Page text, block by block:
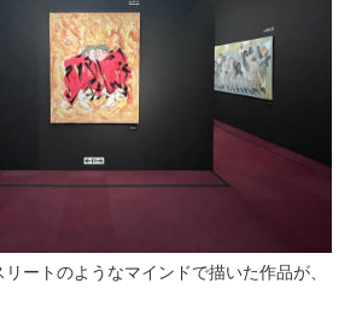
ートのようなマインドで描いた作品が、